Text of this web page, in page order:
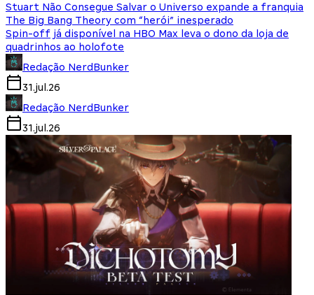
Stuart Não Consegue Salvar o Universo expande a franquia
The Big Bang Theory com “herói” inesperado
Spin-off já disponível na HBO Max leva o dono da loja de
quadrinhos ao holofote
Redação NerdBunker
31.jul.26
Redação NerdBunker
31.jul.26